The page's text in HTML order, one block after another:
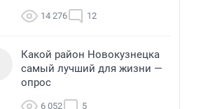
14 276 12
Какой район Новокузнецка
самый лучший для жизни —
опрос
6 052 5